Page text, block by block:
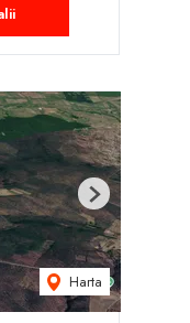
Harta
Next